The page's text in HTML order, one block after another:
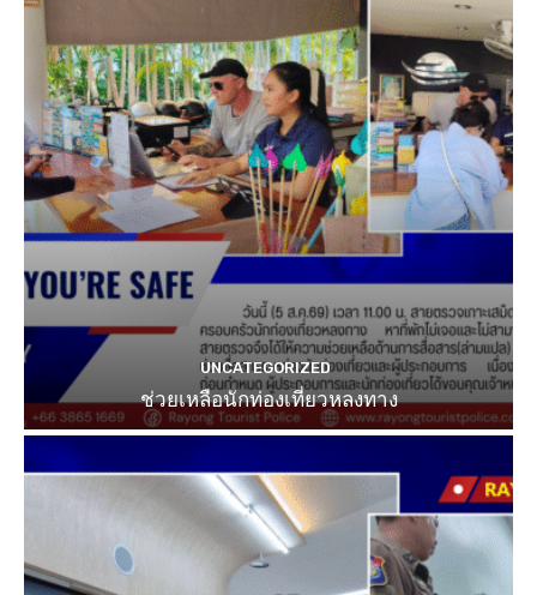
UNCATEGORIZED
ช่วยเหลือนักท่องเที่ยวหลงทาง